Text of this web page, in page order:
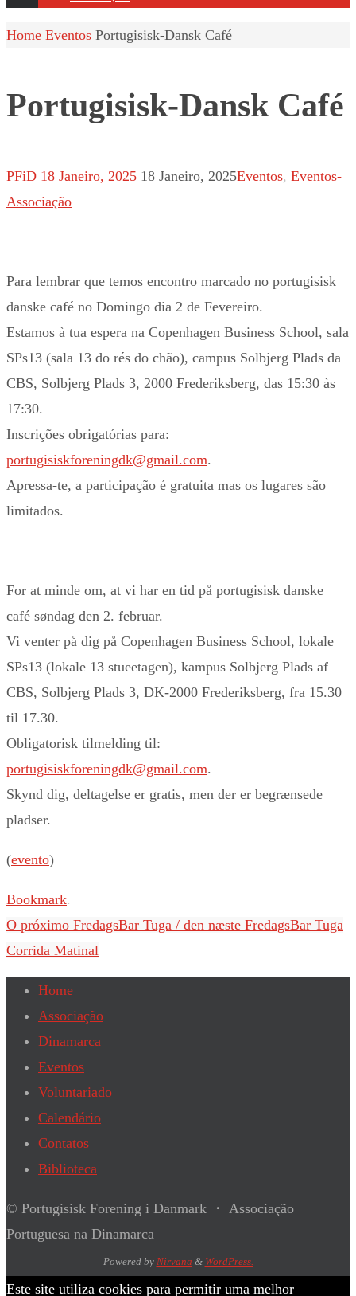
Home Eventos Portugisisk-Dansk Café
Portugisisk-Dansk Café
PFiD 18 Janeiro, 2025 18 Janeiro, 2025Eventos, Eventos-
Associação
Para lembrar que temos encontro marcado no portugisisk
danske café no Domingo dia 2 de Fevereiro.
Estamos à tua espera na Copenhagen Business School, sala
SPs13 (sala 13 do rés do chão), campus Solbjerg Plads da
CBS, Solbjerg Plads 3, 2000 Frederiksberg, das 15:30 às
17:30.
Inscrições obrigatórias para:
portugisiskforeningdk@gmail.com.
Apressa-te, a participação é gratuita mas os lugares são
limitados.
For at minde om, at vi har en tid på portugisisk danske
café søndag den 2. februar.
Vi venter på dig på Copenhagen Business School, lokale
SPs13 (lokale 13 stueetagen), kampus Solbjerg Plads af
CBS, Solbjerg Plads 3, DK-2000 Frederiksberg, fra 15.30
til 17.30.
Obligatorisk tilmelding til:
portugisiskforeningdk@gmail.com.
Skynd dig, deltagelse er gratis, men der er begrænsede
pladser.
(evento)
Bookmark.
O próximo FredagsBar Tuga / den næste FredagsBar Tuga
Corrida Matinal
Home
Associação
Dinamarca
Eventos
Voluntariado
Calendário
Contatos
Biblioteca
© Portugisisk Forening i Danmark ・ Associação
Portuguesa na Dinamarca
Powered by Nirvana & WordPress.
Este site utiliza cookies para permitir uma melhor